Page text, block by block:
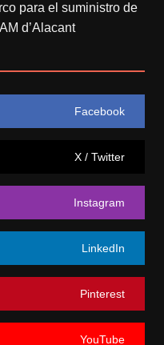
para el suministro de
d’Alacant
Facebook
X / Twitter
Instagram
LinkedIn
Pinterest
YouTube